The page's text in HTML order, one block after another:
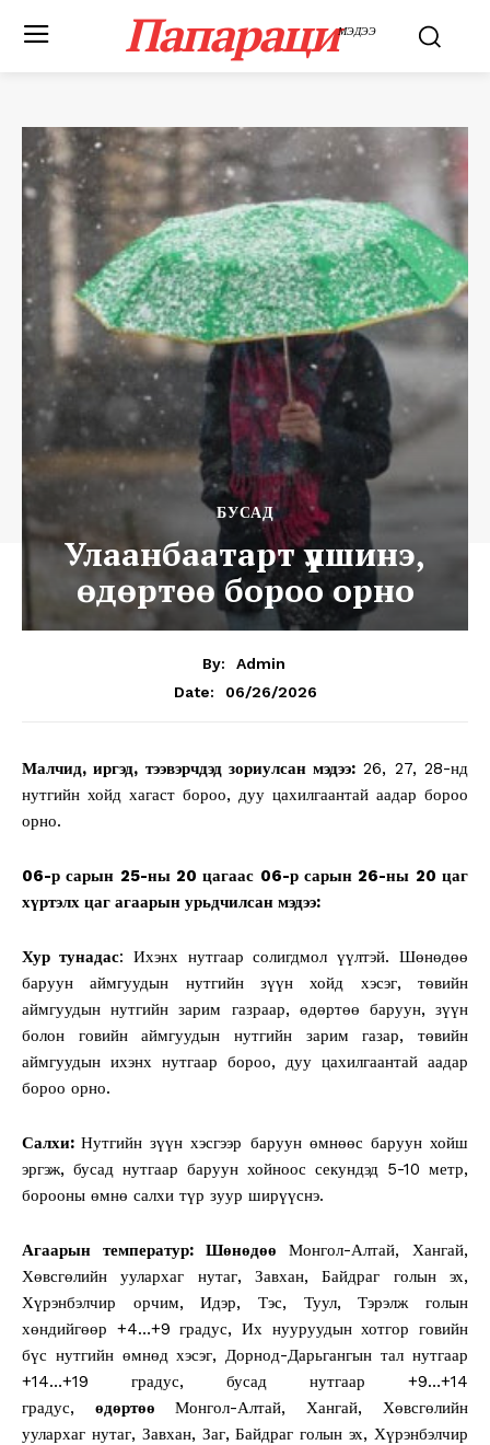
ПапарациМЭДЭЭ
БУСАД
Улаанбаатарт үүлшинэ,
өдөртөө бороо орно
By:
Admin
Date:
06/26/2026
Малчид, иргэд, тээвэрчдэд зориулсан мэдээ: 26, 27, 28-нд
нутгийн хойд хагаст бороо, дуу цахилгаантай аадар бороо
орно.
06-р сарын 25-ны 20 цагаас 06-р сарын 26-ны 20 цаг
хүртэлх цаг агаарын урьдчилсан мэдээ:
Хур тунадас: Ихэнх нутгаар солигдмол үүлтэй. Шөнөдөө
баруун аймгуудын нутгийн зүүн хойд хэсэг, төвийн
аймгуудын нутгийн зарим газраар, өдөртөө баруун, зүүн
болон говийн аймгуудын нутгийн зарим газар, төвийн
аймгуудын ихэнх нутгаар бороо, дуу цахилгаантай аадар
бороо орно.
Салхи:Нутгийн зүүн хэсгээр баруун өмнөөс баруун хойш
эргэж, бусад нутгаар баруун хойноос секундэд 5-10 метр,
борооны өмнө салхи түр зуур ширүүснэ.
Агаарын температур: Шөнөдөө Монгол-Алтай, Хангай,
Хөвсгөлийн уулархаг нутаг, Завхан, Байдраг голын эх,
Хүрэнбэлчир орчим, Идэр, Тэс, Туул, Тэрэлж голын
хөндийгөөр +4…+9 градус, Их нууруудын хотгор говийн
бүс нутгийн өмнөд хэсэг, Дорнод-Дарьгангын тал нутгаар
+14…+19 градус, бусад нутгаар +9…+14
градус, өдөртөө Монгол-Алтай, Хангай, Хөвсгөлийн
уулархаг нутаг, Завхан, Заг, Байдраг голын эх, Хүрэнбэлчир